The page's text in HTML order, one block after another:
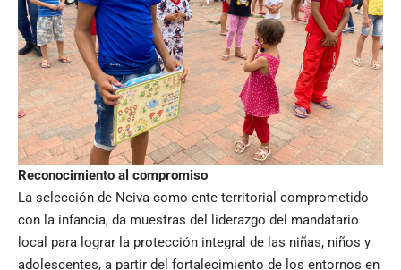
Reconocimiento al compromiso
La selección de Neiva como ente territorial comprometido
con la infancia, da muestras del liderazgo del mandatario
local para lograr la protección integral de las niñas, niños y
adolescentes, a partir del fortalecimiento de los entornos en